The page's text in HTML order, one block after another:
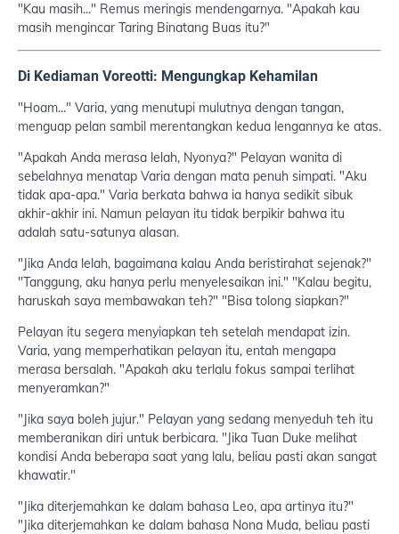
"Kau masih..." Remus meringis mendengarnya. "Apakah kau
masih mengincar Taring Binatang Buas itu?"
Di Kediaman Voreotti: Mengungkap Kehamilan
"Hoam..." Varia, yang menutupi mulutnya dengan tangan,
menguap pelan sambil merentangkan kedua lengannya ke atas.
"Apakah Anda merasa lelah, Nyonya?" Pelayan wanita di
sebelahnya menatap Varia dengan mata penuh simpati. "Aku
tidak apa-apa." Varia berkata bahwa ia hanya sedikit sibuk
akhir-akhir ini. Namun pelayan itu tidak berpikir bahwa itu
adalah satu-satunya alasan.
"Jika Anda lelah, bagaimana kalau Anda beristirahat sejenak?"
"Tanggung, aku hanya perlu menyelesaikan ini." "Kalau begitu,
haruskah saya membawakan teh?" "Bisa tolong siapkan?"
Pelayan itu segera menyiapkan teh setelah mendapat izin.
Varia, yang memperhatikan pelayan itu, entah mengapa
merasa bersalah. "Apakah aku terlalu fokus sampai terlihat
menyeramkan?"
"Jika saya boleh jujur." Pelayan yang sedang menyeduh teh itu
memberanikan diri untuk berbicara. "Jika Tuan Duke melihat
kondisi Anda beberapa saat yang lalu, beliau pasti akan sangat
khawatir."
"Jika diterjemahkan ke dalam bahasa Leo, apa artinya itu?"
"Jika diterjemahkan ke dalam bahasa Nona Muda, beliau pasti